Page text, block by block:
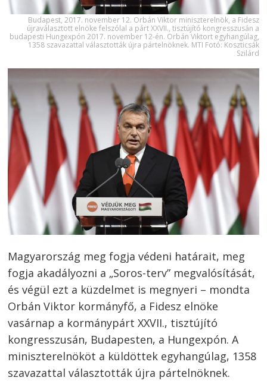
Budapest, 2017. november 12. Orbán Viktor miniszterelnök, a Fidesz
újraválasztott elnöke felszólal a párt XXVII., tisztújító kongresszusán a
budapesti Hungexpón 2017. november 12-én. Orbán Viktort egyhangúlag,
1358 szavazattal választották újra pártelnöknek. MTI Fotó: Koszticsák
Szilárd
Magyarország meg fogja védeni határait, meg
fogja akadályozni a „Soros-terv” megvalósítását,
és végül ezt a küzdelmet is megnyeri – mondta
Orbán Viktor kormányfő, a Fidesz elnöke
vasárnap a kormánypárt XXVII., tisztújító
kongresszusán, Budapesten, a Hungexpón. A
miniszterelnököt a küldöttek egyhangúlag, 1358
szavazattal választották újra pártelnöknek.